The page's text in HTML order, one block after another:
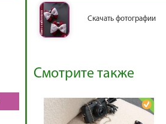
Скачать фотографии
Смотрите также